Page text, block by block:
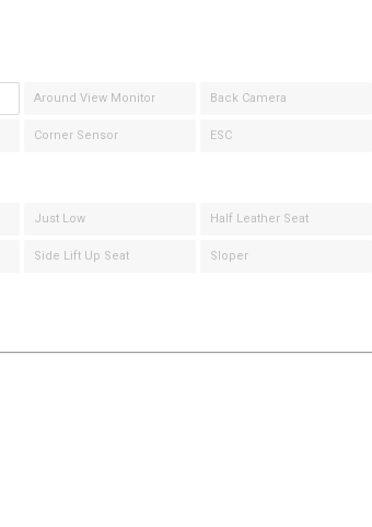
Around View Monitor Back Camera
Corner Sensor ESC
Just Low Half Leather Seat
Side Lift Up Seat Sloper